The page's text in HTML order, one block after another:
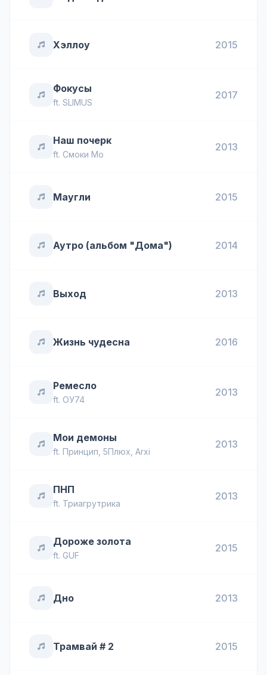
Хэллоу 2015
Фокусы
ft. SLIMUS
2017
Наш почерк
ft. Смоки Мо
2013
Маугли 2015
Аутро (альбом "Дома") 2014
Выход 2013
Жизнь чудесна 2016
Ремесло
ft. ОУ74
2013
Мои демоны
ft. Принцип 5Плюх Arxi
2013
ПНП
ft. Триагрутрика
2013
Дороже золота
ft. GUF
2015
Дно 2013
Трамвай # 2 2015